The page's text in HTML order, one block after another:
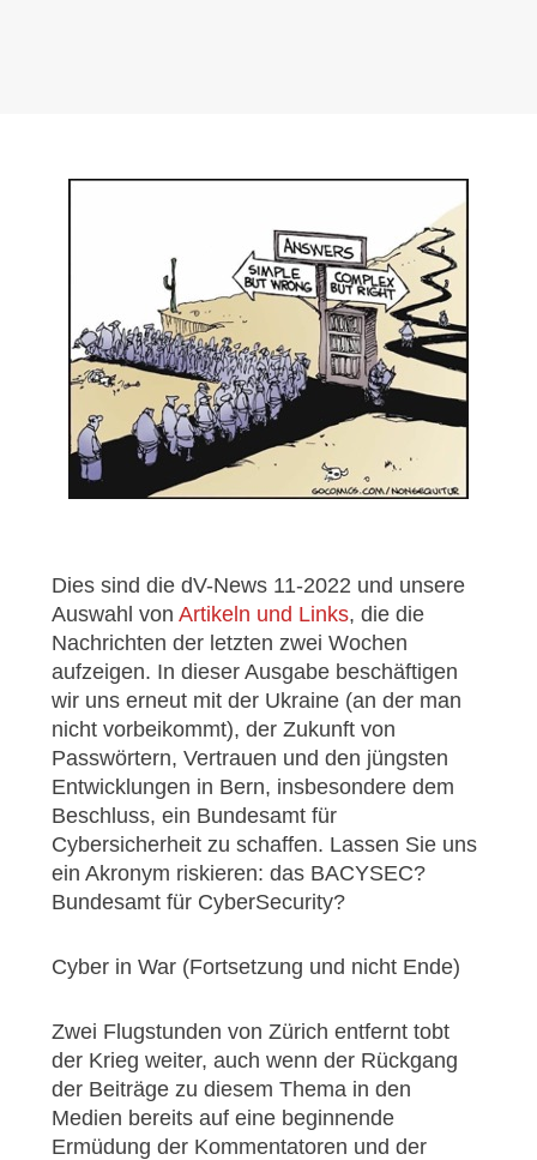
Dies sind die dV-News 11-2022 und unsere
Auswahl von Artikeln und Links, die die
Nachrichten der letzten zwei Wochen
aufzeigen. In dieser Ausgabe beschäftigen
wir uns erneut mit der Ukraine (an der man
nicht vorbeikommt), der Zukunft von
Passwörtern, Vertrauen und den jüngsten
Entwicklungen in Bern, insbesondere dem
Beschluss, ein Bundesamt für
Cybersicherheit zu schaffen. Lassen Sie uns
ein Akronym riskieren: das BACYSEC?
Bundesamt für CyberSecurity?
Cyber in War (Fortsetzung und nicht Ende)
Zwei Flugstunden von Zürich entfernt tobt
der Krieg weiter, auch wenn der Rückgang
der Beiträge zu diesem Thema in den
Medien bereits auf eine beginnende
Ermüdung der Kommentatoren und der